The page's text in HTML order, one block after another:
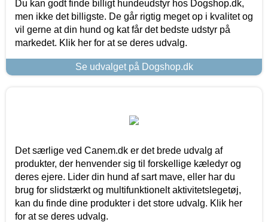
Du kan godt finde billigt hundeudstyr hos Dogshop.dk,
men ikke det billigste. De går rigtig meget op i kvalitet og
vil gerne at din hund og kat får det bedste udstyr på
markedet. Klik her for at se deres udvalg.
Se udvalget på Dogshop.dk
Det særlige ved Canem.dk er det brede udvalg af
produkter, der henvender sig til forskellige kæledyr og
deres ejere. Lider din hund af sart mave, eller har du
brug for slidstærkt og multifunktionelt aktivitetslegetøj,
kan du finde dine produkter i det store udvalg. Klik her
for at se deres udvalg.